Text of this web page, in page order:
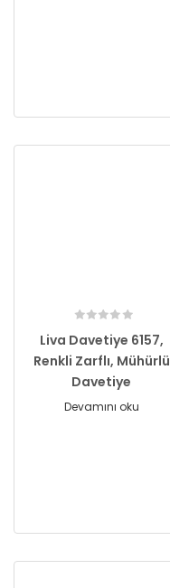
Liva Davetiye 6157,
Renkli Zarflı, Mühürlü
Davetiye
Devamını oku